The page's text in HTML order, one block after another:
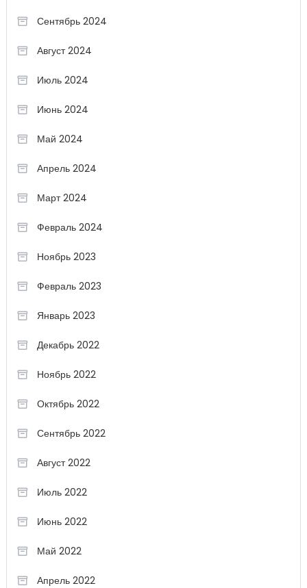
Сентябрь 2024
Август 2024
Июль 2024
Июнь 2024
Май 2024
Апрель 2024
Март 2024
Февраль 2024
Ноябрь 2023
Февраль 2023
Январь 2023
Декабрь 2022
Ноябрь 2022
Октябрь 2022
Сентябрь 2022
Август 2022
Июль 2022
Июнь 2022
Май 2022
Апрель 2022